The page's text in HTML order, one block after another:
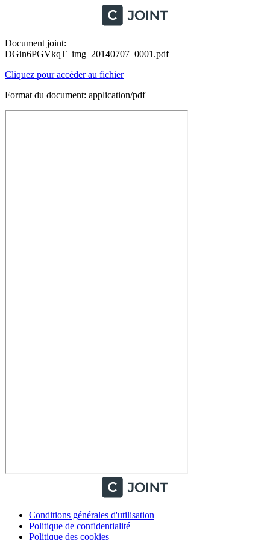
Document joint:
DGin6PGVkqT_img_20140707_0001.pdf
Cliquez pour accéder au fichier
Format du document: application/pdf
Conditions générales d'utilisation
Politique de confidentialité
Politique des cookies